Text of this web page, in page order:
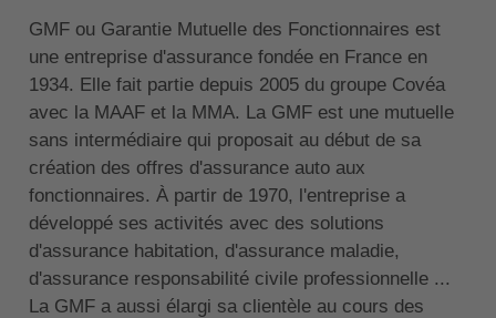
GMF ou Garantie Mutuelle des Fonctionnaires est
une entreprise d'assurance fondée en France en
1934. Elle fait partie depuis 2005 du groupe Covéa
avec la MAAF et la MMA. La GMF est une mutuelle
sans intermédiaire qui proposait au début de sa
création des offres d'assurance auto aux
fonctionnaires. À partir de 1970, l'entreprise a
développé ses activités avec des solutions
d'assurance habitation, d'assurance maladie,
d'assurance responsabilité civile professionnelle ...
La GMF a aussi élargi sa clientèle au cours des